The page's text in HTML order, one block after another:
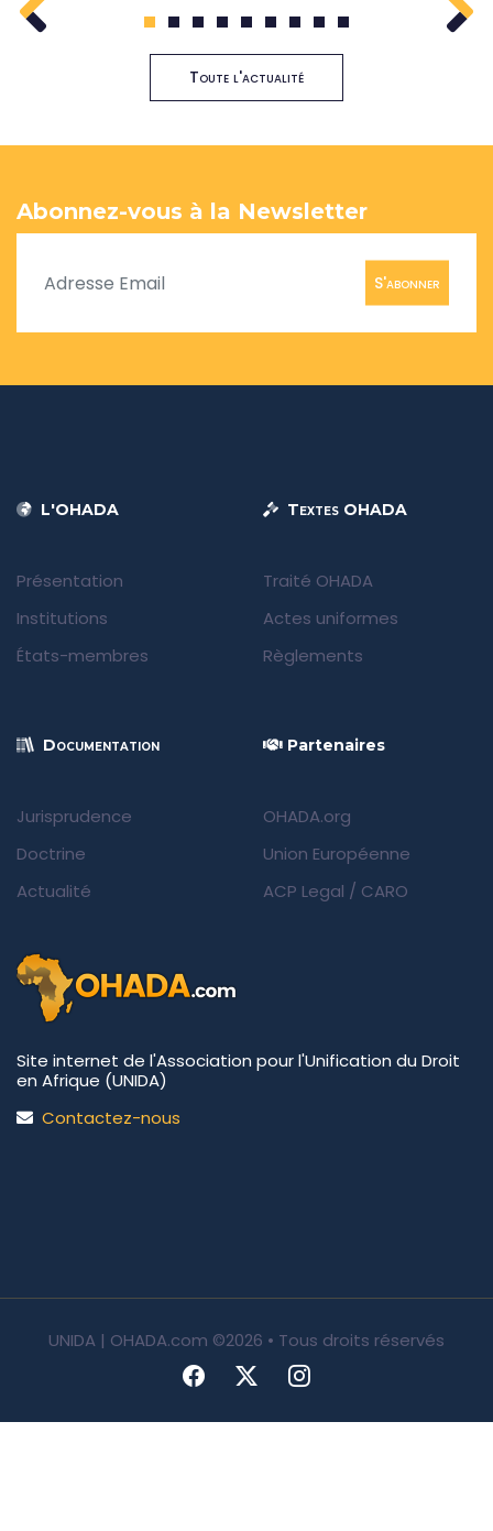
1 2 3 4 5 6 7 8 9
Toute l'actualité
Abonnez-vous à la Newsletter
S'abonner
L'OHADA
Présentation
Institutions
États-membres
Textes OHADA
Traité OHADA
Actes uniformes
Règlements
Documentation
Jurisprudence
Doctrine
Actualité
Partenaires
OHADA.org
Union Européenne
ACP Legal / CARO
Site internet de l'Association pour l'Unification du Droit
en Afrique (UNIDA)
Contactez-nous
UNIDA | OHADA.com ©2026 • Tous droits réservés